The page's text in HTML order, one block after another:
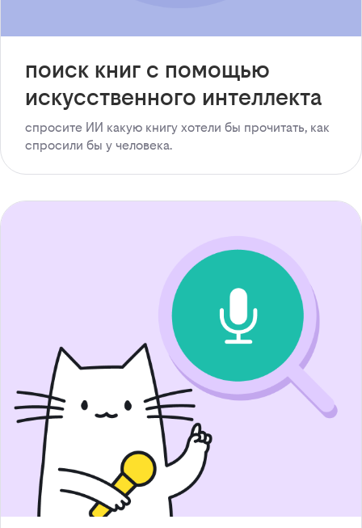
поиск книг с помощью
искусственного интеллекта
спросите ИИ какую книгу хотели бы прочитать, как
спросили бы у человека.